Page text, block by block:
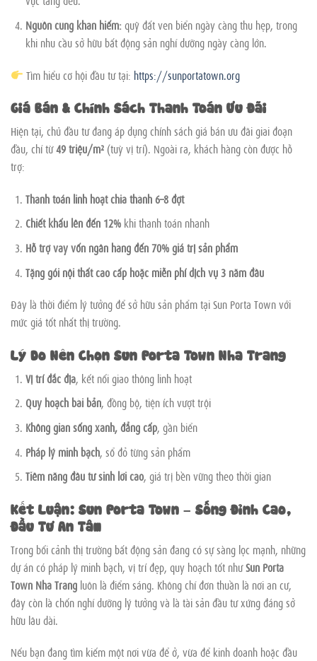
Nguồn cung khan hiếm:quỹ đất ven biển ngày càng thu hẹp, trong
khi nhu cầu sở hữu bất động sản nghỉ dưỡng ngày càng lớn.
Tìm hiểu cơ hội đầu tư tại: https://sunportatown.org
Giá Bán & Chính Sách Thanh Toán Ưu Đãi
Hiện tại, chủ đầu tư đang áp dụng chính sách giá bán ưu đãi giai đoạn
đầu, chỉ từ49 triệu/m² (tuỳ vị trí). Ngoài ra, khách hàng còn được hỗ
trợ:
Thanh toán linh hoạt chia thành 6–8 đợt
Chiết khấu lên đến 12%khi thanh toán nhanh
Hỗ trợ vay vốn ngân hàng đến 70% giá trị sản phẩm
Tặng gói nội thất cao cấp hoặc miễn phí dịch vụ 3 năm đầu
Đây là thời điểm lý tưởng để sở hữu sản phẩm tại Sun Porta Town với
mức giá tốt nhất thị trường.
Lý Do Nên Chọn Sun Porta Town Nha Trang
Vị trí đắc địa, kết nối giao thông linh hoạt
Quy hoạch bài bản, đồng bộ, tiện ích vượt trội
Không gian sống xanh, đẳng cấp, gần biển
Pháp lý minh bạch, sổ đỏ từng sản phẩm
Tiềm năng đầu tư sinh lời cao, giá trị bền vững theo thời gian
Kết Luận: Sun Porta Town – Sống Đỉnh Cao,
Đầu Tư An Tâm
Trong bối cảnh thị trường bất động sản đang có sự sàng lọc mạnh, những
dự án có pháp lý minh bạch, vị trí đẹp, quy hoạch tốt nhưSun Porta
Town Nha Trang luôn là điểm sáng. Không chỉ đơn thuần là nơi an cư,
đây còn là chốn nghỉ dưỡng lý tưởng và là tài sản đầu tư xứng đáng sở
hữu lâu dài.
Nếu bạn đang tìm kiếm một nơi vừa để ở, vừa để kinh doanh hoặc đầu